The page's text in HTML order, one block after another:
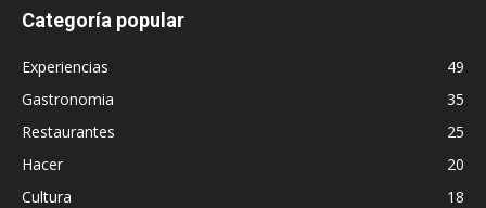
Categoría popular
Experiencias
49
Gastronomia
35
Restaurantes
25
Hacer
20
Cultura
18